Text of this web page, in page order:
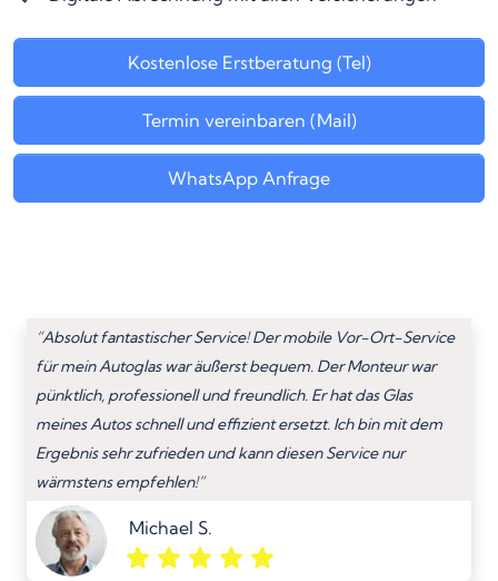
Kostenlose Erstberatung (Tel)
Termin vereinbaren (Mail)
WhatsApp Anfrage
“Absolut fantastischer Service! Der mobile Vor-Ort-Service
für mein Autoglas war äußerst bequem. Der Monteur war
pünktlich, professionell und freundlich. Er hat das Glas
meines Autos schnell und effizient ersetzt. Ich bin mit dem
Ergebnis sehr zufrieden und kann diesen Service nur
wärmstens empfehlen!”
Michael S.